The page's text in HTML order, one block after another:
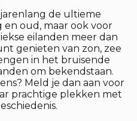
de ultieme
oud, maar ook voor
eilanden meer dan
genieten van zon, zee
in het bruisende
om bekendstaan.
Meld je dan aan voor
prachtige plekken met